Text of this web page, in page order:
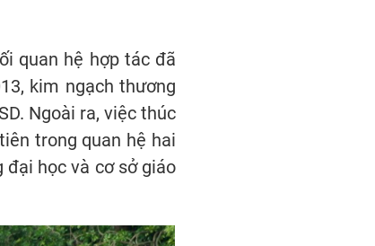
quan hệ hợp tác đã
kim ngạch thương
Ngoài ra, việc thúc
trong quan hệ hai
học và cơ sở giáo